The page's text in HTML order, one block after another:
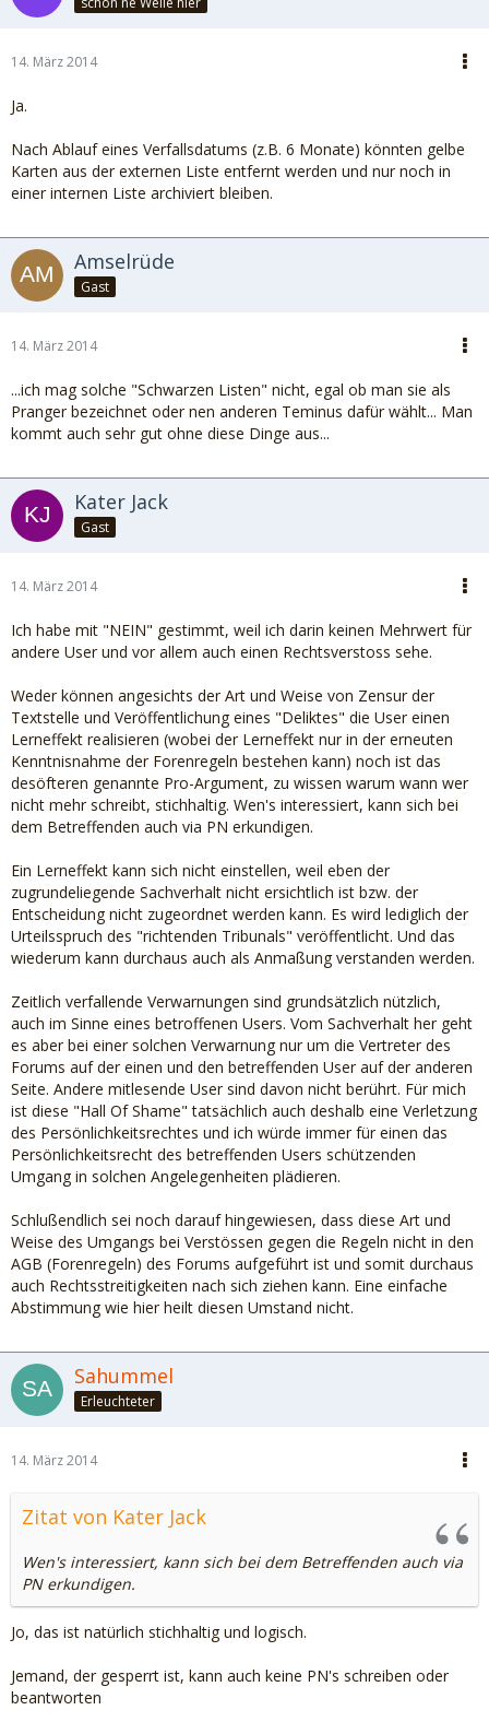
14. März 2014
Ja.
Nach Ablauf eines Verfallsdatums (z.B. 6 Monate) könnten gelbe
Karten aus der externen Liste entfernt werden und nur noch in
einer internen Liste archiviert bleiben.
Amselrüde
Gast
14. März 2014
...ich mag solche "Schwarzen Listen" nicht, egal ob man sie als
Pranger bezeichnet oder nen anderen Teminus dafür wählt... Man
kommt auch sehr gut ohne diese Dinge aus...
Kater Jack
Gast
14. März 2014
Ich habe mit "NEIN" gestimmt, weil ich darin keinen Mehrwert für
andere User und vor allem auch einen Rechtsverstoss sehe.
Weder können angesichts der Art und Weise von Zensur der
Textstelle und Veröffentlichung eines "Deliktes" die User einen
Lerneffekt realisieren (wobei der Lerneffekt nur in der erneuten
Kenntnisnahme der Forenregeln bestehen kann) noch ist das
desöfteren genannte Pro-Argument, zu wissen warum wann wer
nicht mehr schreibt, stichhaltig. Wen's interessiert, kann sich bei
dem Betreffenden auch via PN erkundigen.
Ein Lerneffekt kann sich nicht einstellen, weil eben der
zugrundeliegende Sachverhalt nicht ersichtlich ist bzw. der
Entscheidung nicht zugeordnet werden kann. Es wird lediglich der
Urteilsspruch des "richtenden Tribunals" veröffentlicht. Und das
wiederum kann durchaus auch als Anmaßung verstanden werden.
Zeitlich verfallende Verwarnungen sind grundsätzlich nützlich,
auch im Sinne eines betroffenen Users. Vom Sachverhalt her geht
es aber bei einer solchen Verwarnung nur um die Vertreter des
Forums auf der einen und den betreffenden User auf der anderen
Seite. Andere mitlesende User sind davon nicht berührt. Für mich
ist diese "Hall Of Shame" tatsächlich auch deshalb eine Verletzung
des Persönlichkeitsrechtes und ich würde immer für einen das
Persönlichkeitsrecht des betreffenden Users schützenden
Umgang in solchen Angelegenheiten plädieren.
Schlußendlich sei noch darauf hingewiesen, dass diese Art und
Weise des Umgangs bei Verstössen gegen die Regeln nicht in den
AGB (Forenregeln) des Forums aufgeführt ist und somit durchaus
auch Rechtsstreitigkeiten nach sich ziehen kann. Eine einfache
Abstimmung wie hier heilt diesen Umstand nicht.
Sahummel
Erleuchteter
14. März 2014
Zitat von Kater Jack
Wen's interessiert, kann sich bei dem Betreffenden auch via
PN erkundigen.
Jo, das ist natürlich stichhaltig und logisch.
Jemand, der gesperrt ist, kann auch keine PN's schreiben oder
beantworten